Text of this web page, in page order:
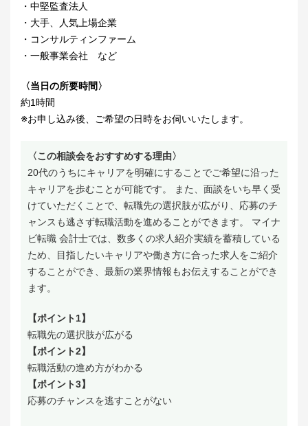
・中堅監査法人
・大手、人気上場企業
・コンサルティンファーム
・一般事業会社 など
〈当日の所要時間〉
約1時間
※お申し込み後、ご希望の日時をお伺いいたします。
〈この相談会をおすすめする理由〉
20代のうちにキャリアを明確にすることでご希望に沿った
キャリアを歩むことが可能です。 また、面談をいち早く受
けていただくことで、転職先の選択肢が広がり、応募のチ
ャンスも逃さず転職活動を進めることができます。 マイナ
ビ転職 会計士では、数多くの求人紹介実績を蓄積している
ため、目指したいキャリアや働き方に合った求人をご紹介
することができ、最新の業界情報もお伝えすることができ
ます。
【ポイント1】
転職先の選択肢が広がる
【ポイント2】
転職活動の進め方がわかる
【ポイント3】
応募のチャンスを逃すことがない